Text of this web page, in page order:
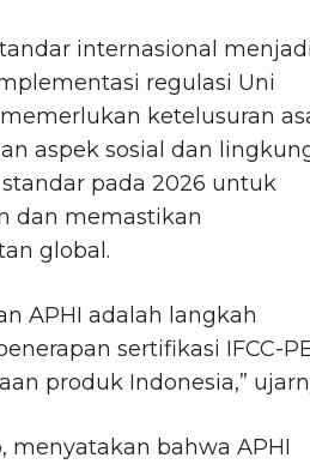
internasional menjadi
regulasi Uni
ketelusuran
aspek sosial dan
pada 2026 untuk
dan memastikan
global.
APHI adalah langkah
sertifikasi IFCC-
produk Indonesia,”
menyatakan bahwa APHI